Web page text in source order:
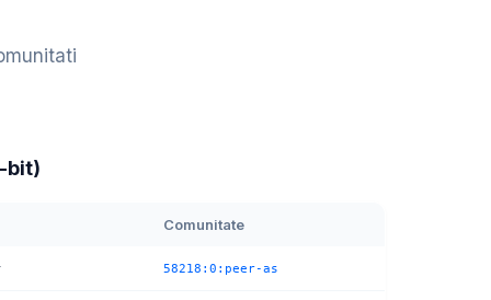
bit)
Comunitate
58218:0:peer-as